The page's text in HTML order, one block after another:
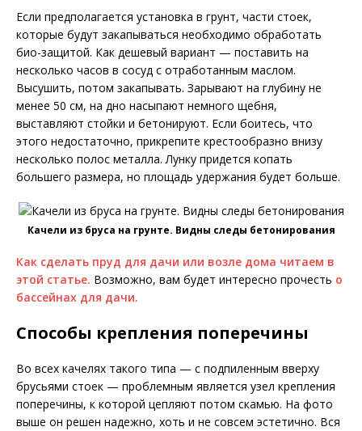
Если предполагается установка в грунт, части стоек,
которые будут закапываться необходимо обработать
био-защитой. Как дешевый вариант — поставить на
несколько часов в сосуд с отработанным маслом.
Высушить, потом закапывать. Зарывают на глубину не
менее 50 см, на дно насыпают немного щебня,
выставляют стойки и бетонируют. Если боитесь, что
этого недостаточно, прикрепите крестообразно внизу
несколько полос металла. Лунку придется копать
большего размера, но площадь удержания будет больше.
Качели из бруса на грунте. Видны следы бетонирования
Как сделать пруд для дачи или возле дома читаем в
этой статье. Возможно, вам будет интересно прочесть о
бассейнах для дачи.
Способы крепления поперечины
Во всех качелях такого типа — с подпиленным вверху
брусьями стоек — проблемным является узел крепления
поперечины, к которой цепляют потом скамью. На фото
выше он решен надежно, хоть и не совсем эстетично. Вся